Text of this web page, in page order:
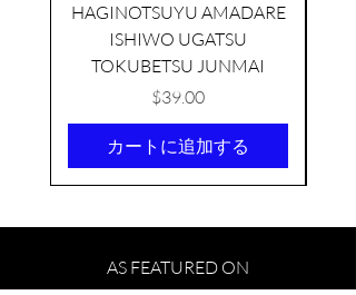
HAGINOTSUYU AMADARE
ISHIWO UGATSU
TOKUBETSU JUNMAI
価格
$39.00
カートに追加する
AS FEATURED ON